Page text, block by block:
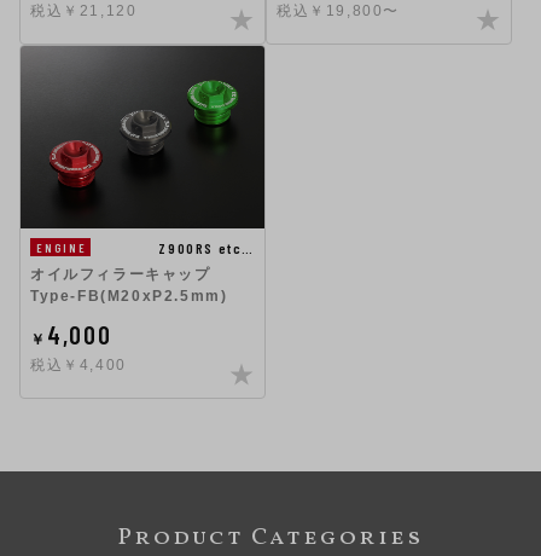
税込￥21,120
税込￥19,800〜
ENGINE
Z900RS etc…
オイルフィラーキャップ
Type-FB(M20xP2.5mm)
￥ 4,000
税込￥4,400
Product Categories